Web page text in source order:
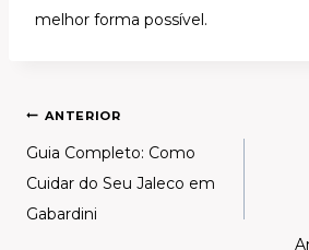
melhor forma possível.
ANTERIOR
Guia Completo: Como
Cuidar do Seu Jaleco em
Gabardini